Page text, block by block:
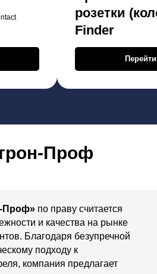
розетки
Finder
Перейти
Проф
Проф» по праву считается
и качества на рынке
Благодаря безупречной
подходу к
компания предлагает